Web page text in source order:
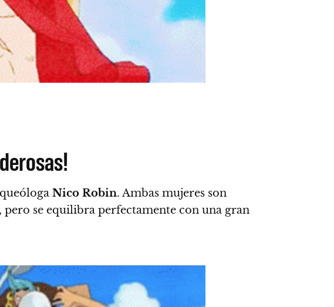
Nico Robin. Ambas mujeres son
pero se equilibra perfectamente con una gran